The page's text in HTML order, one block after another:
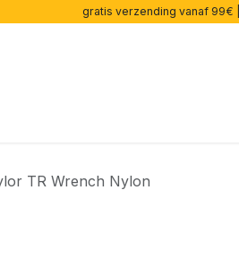
gratis verzending vanaf 99€
TR Wrench Nylon